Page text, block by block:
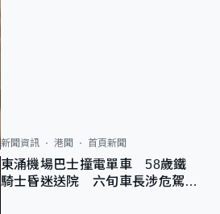
新聞資訊 港聞 首頁新聞
東涌機場巴士撞電單車 58歲鐵
騎士昏迷送院 六旬車長涉危駕被